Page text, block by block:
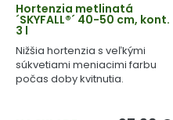
Hortenzia metlinatá
´SKYFALL®´ 40-50 cm, kont.
3 l
Nižšia hortenzia s veľkými
súkvetiami meniacimi farbu
počas doby kvitnutia.